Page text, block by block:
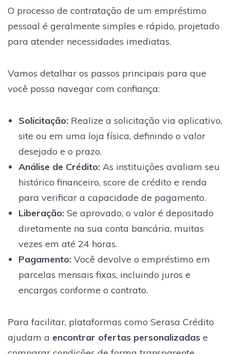
O processo de contratação de um empréstimo
pessoal é geralmente simples e rápido, projetado
para atender necessidades imediatas.
Vamos detalhar os passos principais para que
você possa navegar com confiança:
Solicitação:Realize a solicitação via aplicativo,
site ou em uma loja física, definindo o valor
desejado e o prazo.
Análise de Crédito:As instituições avaliam seu
histórico financeiro, score de crédito e renda
para verificar a capacidade de pagamento.
Liberação:Se aprovado, o valor é depositado
diretamente na sua conta bancária, muitas
vezes em até 24 horas.
Pagamento:Você devolve o empréstimo em
parcelas mensais fixas, incluindo juros e
encargos conforme o contrato.
Para facilitar, plataformas como Serasa Crédito
ajudam a encontrar ofertas personalizadas e